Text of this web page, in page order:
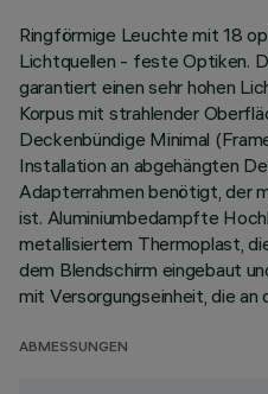
Ringförmige Leuchte mit 18
Lichtquellen - feste Optiken.
garantiert einen sehr hohen
Korpus mit strahlender
Deckenbündige Minimal
Installation an abgehängten
Adapterrahmen benötigt, der
ist. Aluminiumbedampfte
metallisiertem Thermoplast,
dem Blendschirm eingebaut
mit Versorgungseinheit, die
ABMESSUNGEN